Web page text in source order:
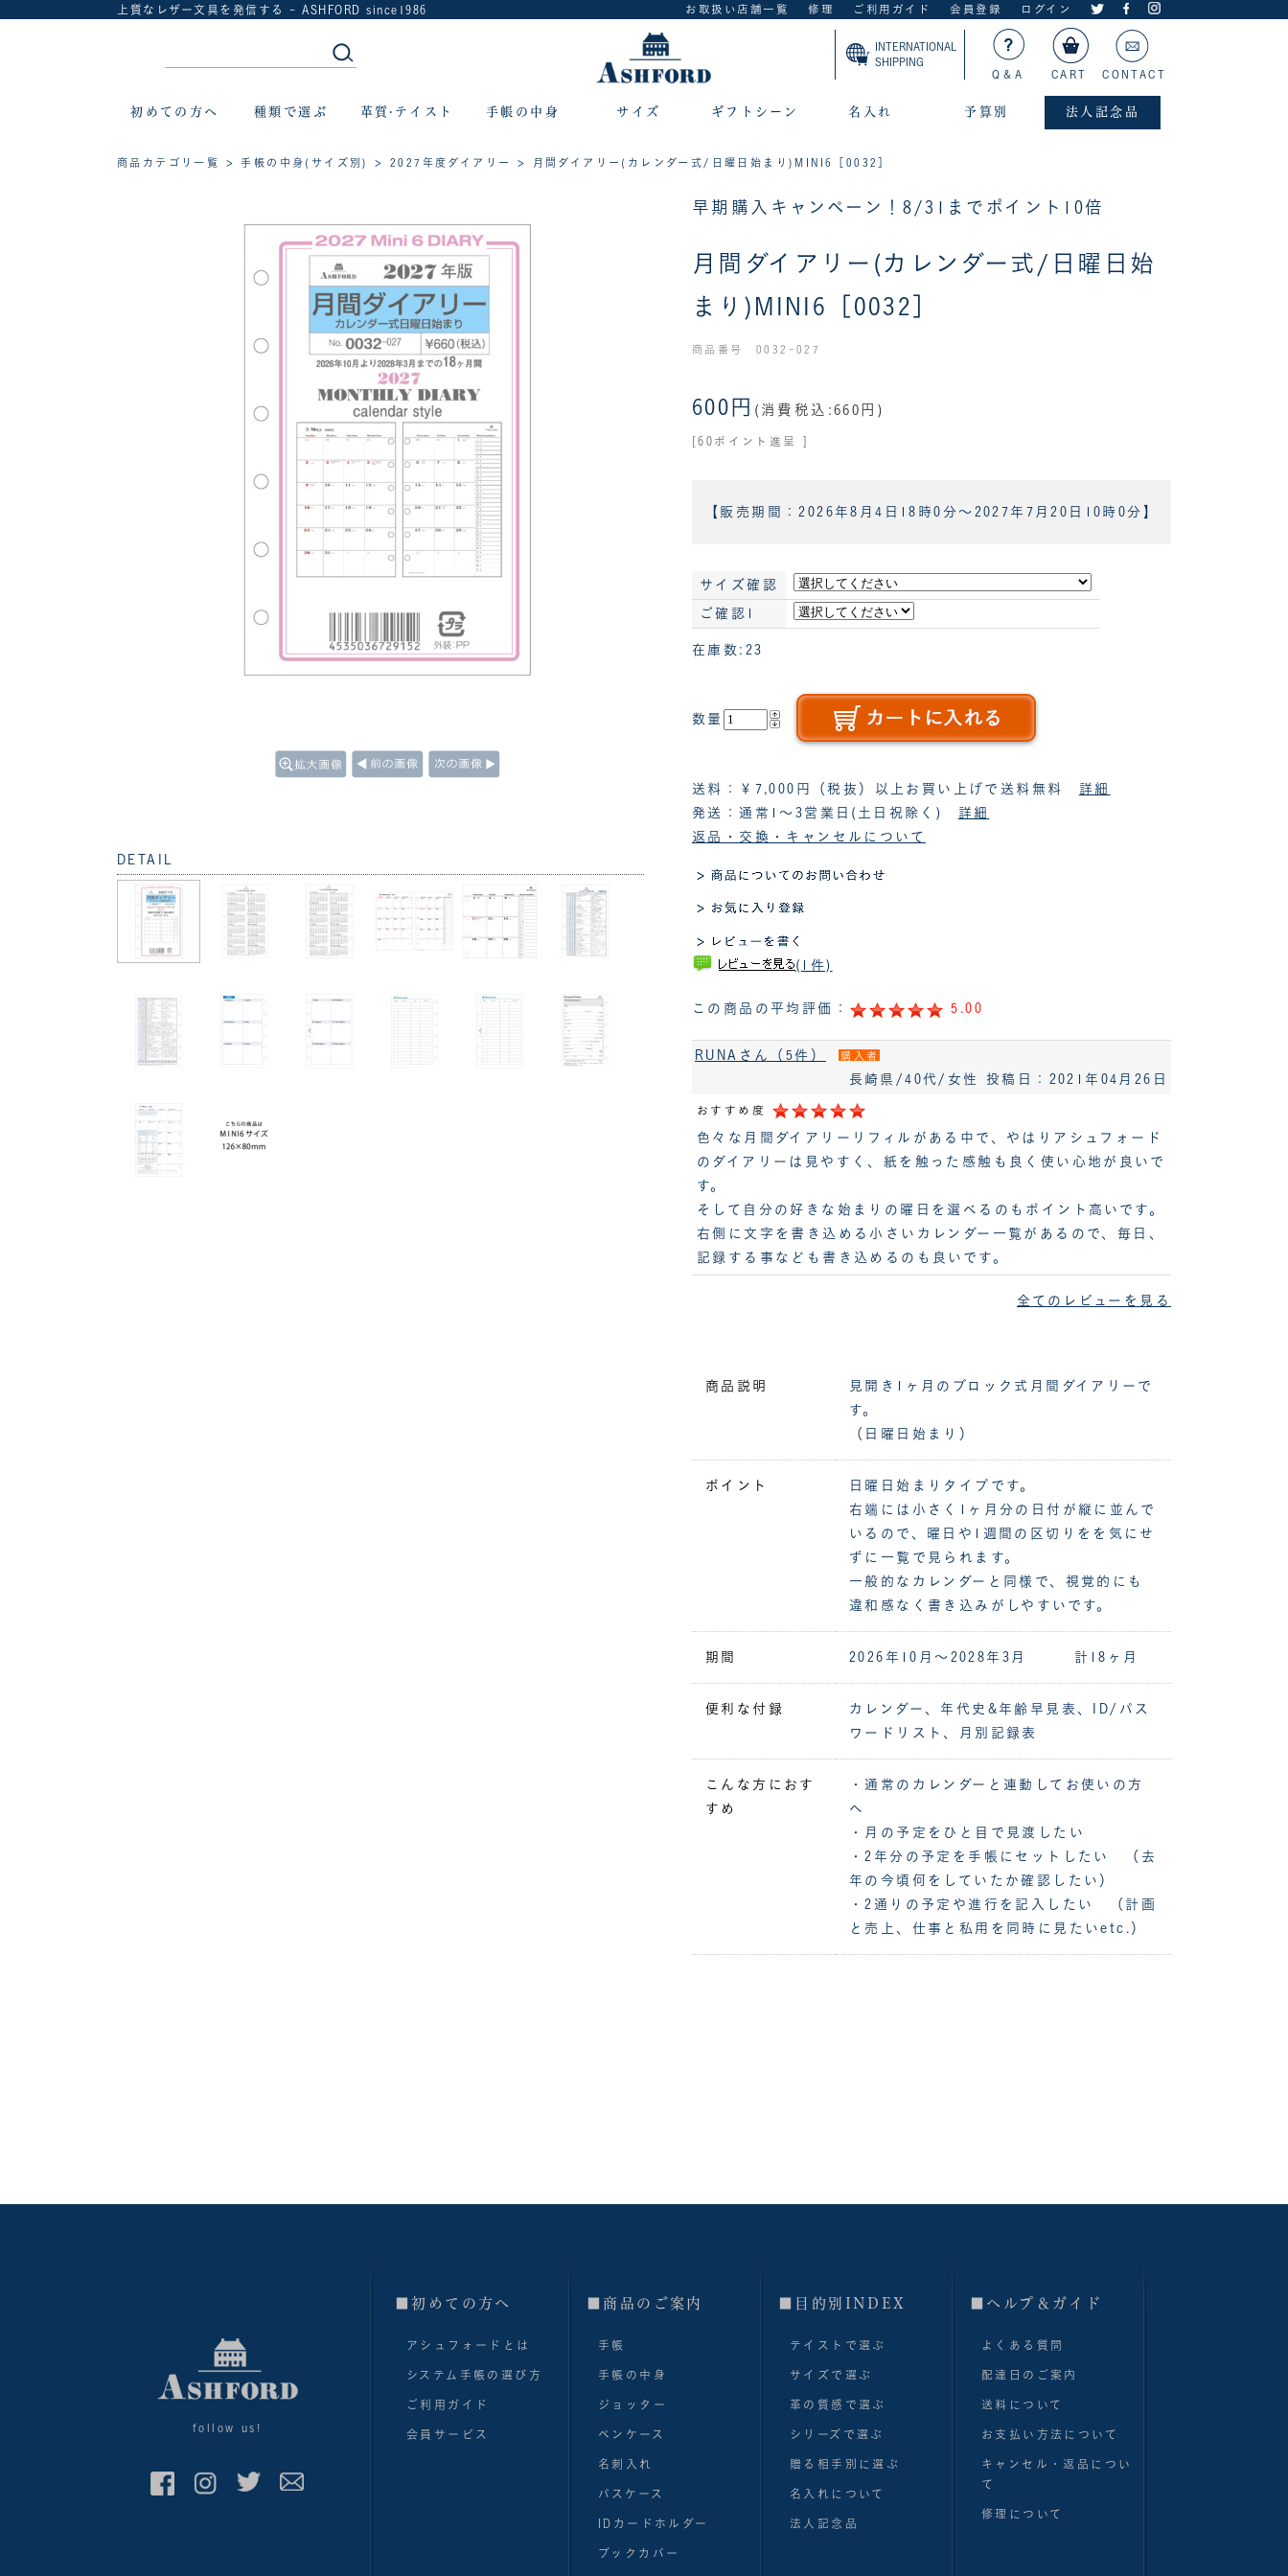
上質なレザー文具を発信する - ASHFORD since1986 お取扱い店舗一覧 修理 ご利用ガイド 会員登録 ログイン
INTERNATIONAL
SHIPPING
Q＆A
CART CONTACT
初めての方へ 種類で選ぶ 革質·テイスト 手帳の中身 サイズ ギフトシーン 名入れ 予算別 法人記念品
商品カテゴリ一覧 >手帳の中身(サイズ別) >2027年度ダイアリー > 月間ダイアリー(カレンダー式/日曜日始まり)MINI6［0032］
早期購入キャンペーン！8/31までポイント10倍
月間ダイアリー(カレンダー式/日曜日始
まり)MINI6［0032］
商品番号 0032-027
600円 (消費税込:660円)
[60ポイント進呈 ]
【販売期間：2026年8月4日18時0分 ～ 2027年7月20日10時0分 】
サイズ確認
ご確認1
在庫数:23
数量
返品・交換・キャンセルについて
送料：￥7,000円（税抜）以上お買い上げで送料無料 詳細
発送：通常1～3営業日(土日祝除く) 詳細
(1件)
この商品の平均評価： 5.00
RUNAさん（5件） 購入者
長崎県/40代/女性 投稿日：2021年04月26日
おすすめ度
色々な月間ダイアリーリフィルがある中で、やはりアシュフォード
のダイアリーは見やすく、紙を触った感触も良く使い心地が良いで
す。
そして自分の好きな始まりの曜日を選べるのもポイント高いです。
右側に文字を書き込める小さいカレンダー一覧があるので、毎日、
記録する事なども書き込めるのも良いです。
全てのレビューを見る
DETAIL
商品説明
見開き1ヶ月のブロック式月間ダイアリーで
す。
（日曜日始まり）
ポイント
日曜日始まりタイプです。
右端には小さく1ヶ月分の日付が縦に並んで
いるので、曜日や1週間の区切りをを気にせ
ずに一覧で見られます。
一般的なカレンダーと同様で、視覚的にも
違和感なく書き込みがしやすいです。
期間 2026年10月～2028年3月 計18ヶ月
便利な付録
カレンダー、年代史&年齢早見表、ID/パス
ワードリスト、月別記録表
こんな方におす
すめ
・通常のカレンダーと連動してお使いの方
へ
・月の予定をひと目で見渡したい
・2年分の予定を手帳にセットしたい （去
年の今頃何をしていたか確認したい）
・2通りの予定や進行を記入したい （計画
と売上、仕事と私用を同時に見たいetc.）
follow us!
■初めての方へ
アシュフォードとは
システム手帳の選び方
ご利用ガイド
会員サービス
■商品のご案内
手帳
手帳の中身
ジョッター
ペンケース
名刺入れ
パスケース
IDカードホルダー
ブックカバー
■目的別INDEX
テイストで選ぶ
サイズで選ぶ
革の質感で選ぶ
シリーズで選ぶ
贈る相手別に選ぶ
名入れについて
法人記念品
■へルプ＆ガイド
よくある質問
配達日のご案内
送料について
お支払い方法について
キャンセル・返品につい
て
修理について